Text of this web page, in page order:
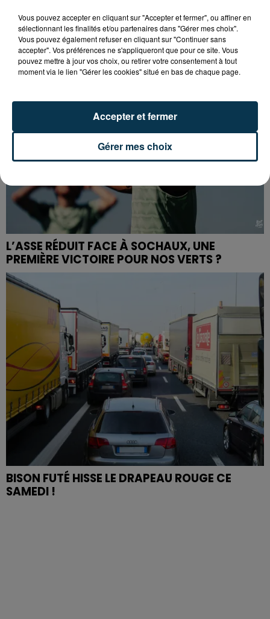
CYANOBACTÉRIES : LE PRÉFÊT PREND UN
ARRÊTÉ POUR LES ACTIVITÉS DE...
L’ASSE RÉDUIT FACE À SOCHAUX, UNE
PREMIÈRE VICTOIRE POUR NOS VERTS ?
BISON FUTÉ HISSE LE DRAPEAU ROUGE CE
SAMEDI !
Vous pouvez accepter en cliquant sur "Accepter et fermer", ou affiner en
sélectionnant les finalités et/ou partenaires dans "Gérer mes choix".
Vous pouvez également refuser en cliquant sur "Continuer sans
accepter". Vos préférences ne s'appliqueront que pour ce site. Vous
pouvez mettre à jour vos choix, ou retirer votre consentement à tout
moment via le lien "Gérer les cookies" situé en bas de chaque page.
Gérer mes choix
Accepter et fermer